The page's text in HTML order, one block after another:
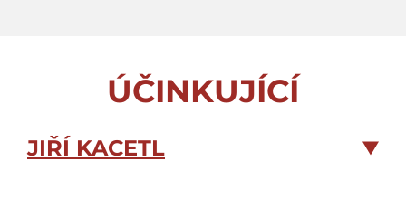
ÚČINKUJÍCÍ
JIŘÍ KACETL